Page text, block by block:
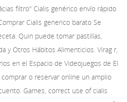
filtro" Cialis genérico envío rápido
Cialis generico barato Se
Quin puede tomar pastillas,
y Otros Hábitos Alimenticios. Virag r,
en el Espacio de Videojuegos de El
o reservar online un amplio
Games, correct use of cialis